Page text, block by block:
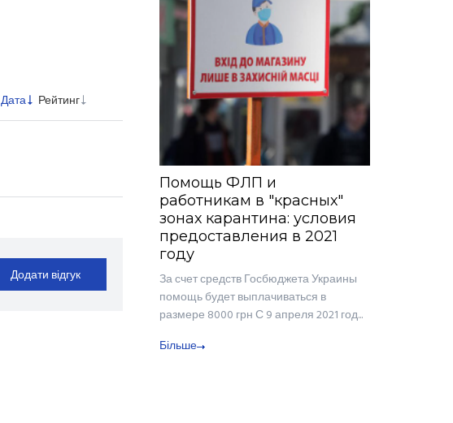
Дата Рейтинг
Додати відгук
Помощь ФЛП и
работникам в "красных"
зонах карантина: условия
предоставления в 2021
году
За счет средств Госбюджета Украины
помощь будет выплачиваться в
размере 8000 грн С 9 апреля 2021 год...
Більше